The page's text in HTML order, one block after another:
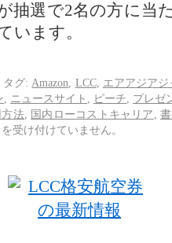
抽選で2名の方に当
います。
タグ: Amazon LCC, エアアジア
ニュースサイト ピーチ
プレゼ
法, 国内ローコストキャリア
受け付けていません。